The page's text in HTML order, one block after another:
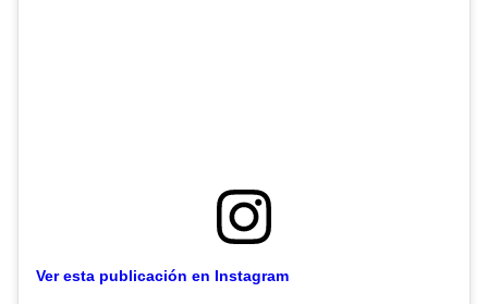
Ver esta publicación en Instagram